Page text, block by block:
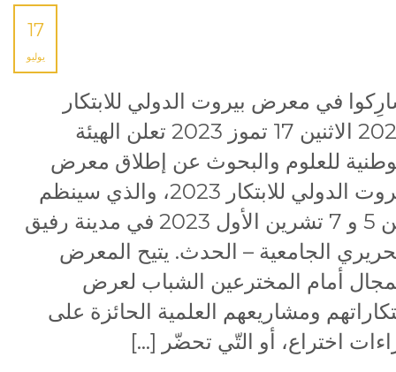
17
يوليو
في معرض بيروت الدولي للابتكار
2023 الاثنين 17 تموز 2023 تعلن الهيئة
للعلوم والبحوث عن إطلاق معرض
بيروت الدولي للابتكار 2023، والذي سينظم
بين 5 و 7 تشرين الأول 2023 في مدينة رفيق
الجامعية – الحدث. يتيح المعرض
أمام المخترعين الشباب لعرض
ومشاريعهم العلمية الحائزة على
اختراع، أو التّي تحضّر […]